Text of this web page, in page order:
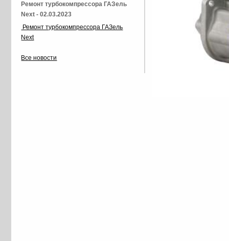
Ремонт турбокомпрессора ГАЗель
Next - 02.03.2023
Ремонт турбокомпрессора ГАЗель
Next
Все новости